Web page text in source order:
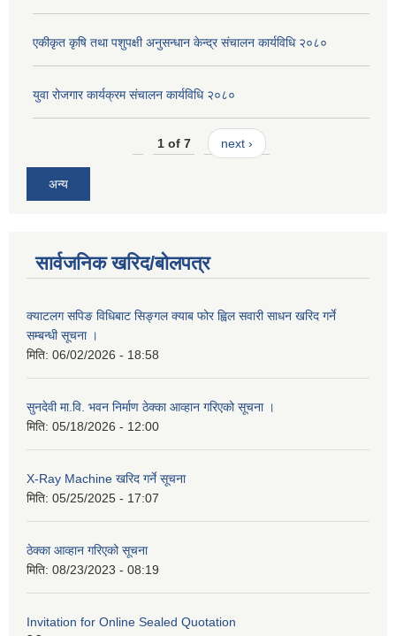
एकीकृत कृषि तथा पशुपक्षी अनुसन्धान केन्द्र संचालन कार्यविधि २०८०
युवा रोजगार कार्यक्रम संचालन कार्यविधि २०८०
1 of 7 next ›
अन्य
सार्वजनिक खरिद/बोलपत्र
क्याटलग सपिङ विधिबाट सिङ्गल क्याब फोर ह्विल सवारी साधन खरिद गर्ने
सम्बन्धी सूचना ।
मिति: 06/02/2026 - 18:58
सुनदेवी मा.वि. भवन निर्माण ठेक्का आव्हान गरिएको सूचना ।
मिति: 05/18/2026 - 12:00
X-Ray Machine खरिद गर्ने सूचना
मिति: 05/25/2025 - 17:07
ठेक्का आव्हान गरिएको सूचना
मिति: 08/23/2023 - 08:19
Invitation for Online Sealed Quotation